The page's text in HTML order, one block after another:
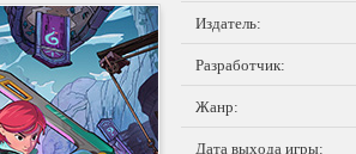
Издатель:
Разработчик:
Жанр:
Дата выхода игры: